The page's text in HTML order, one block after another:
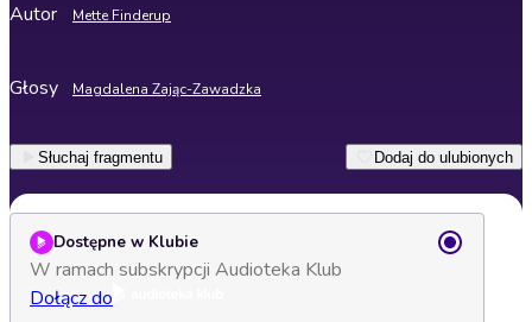
Autor Mette Finderup
Głosy Magdalena Zając-Zawadzka
Słuchaj fragmentu Dodaj do ulubionych
Dostępne w Klubie
W ramach subskrypcji Audioteka Klub
Dołącz do